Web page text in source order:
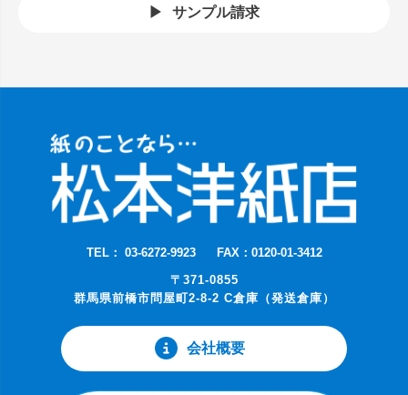
サンプル請求
TEL： 03-6272-9923
FAX：0120-01-3412
〒371-0855
群馬県前橋市問屋町2-8-2 C倉庫（発送倉庫）
会社概要